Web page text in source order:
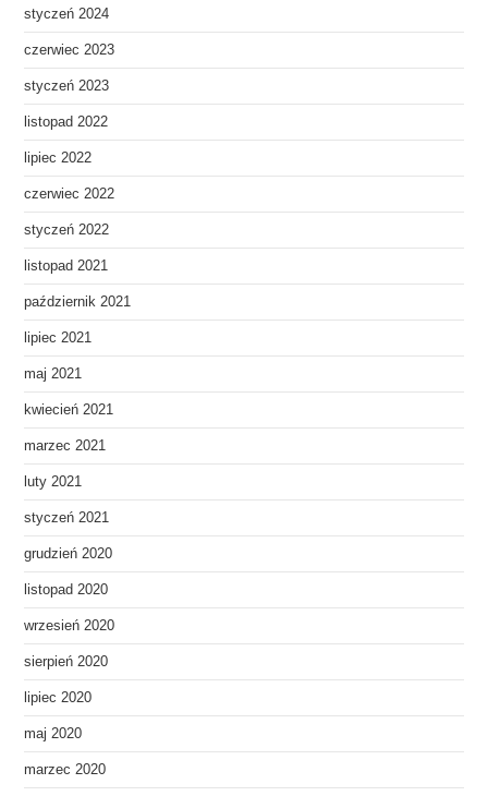
styczeń 2024
czerwiec 2023
styczeń 2023
listopad 2022
lipiec 2022
czerwiec 2022
styczeń 2022
listopad 2021
październik 2021
lipiec 2021
maj 2021
kwiecień 2021
marzec 2021
luty 2021
styczeń 2021
grudzień 2020
listopad 2020
wrzesień 2020
sierpień 2020
lipiec 2020
maj 2020
marzec 2020